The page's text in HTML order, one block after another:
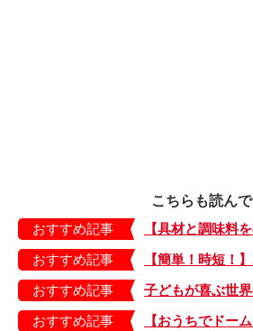
こちらも読んで
おすすめ記事
おすすめ記事
おすすめ記事
おすすめ記事